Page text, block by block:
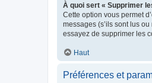
À quoi sert « Supprimer
Cette option vous permet
messages (s’ils sont lus
essayez de supprimer les
Haut
Préférences et